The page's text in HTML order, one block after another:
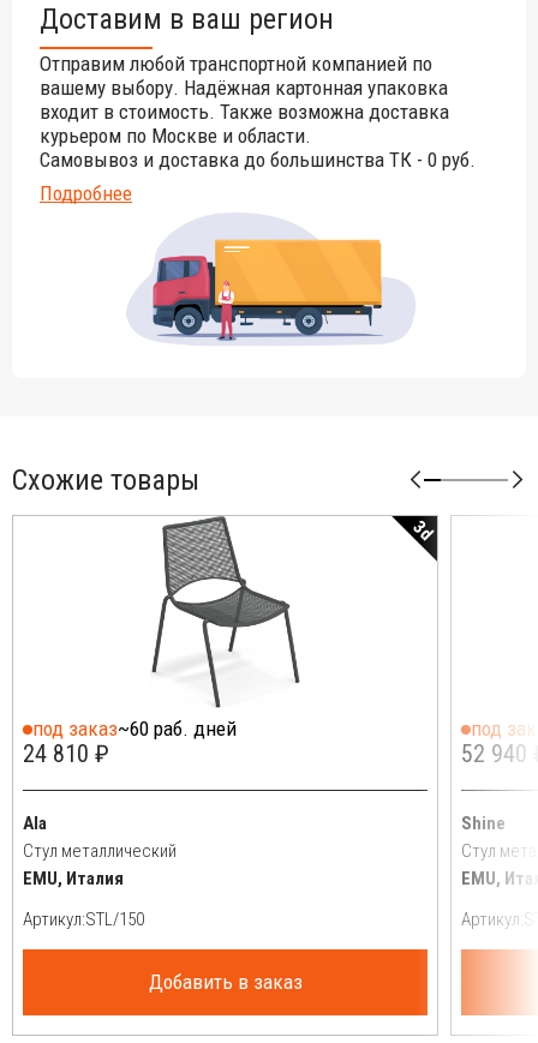
Доставим в ваш регион
Отправим любой транспортной компанией по
вашему выбору. Надёжная картонная упаковка
входит в стоимость. Также возможна доставка
курьером по Москве и области.
Самовывоз и доставка до большинства ТК - 0 руб.
Подробнее
Схожие товары
3d
под заказ~60 раб. дней
24 810 ₽
Ala
Стул металлический
EMU, Италия
Артикул:
Добавить в заказ
под
52 940
Shine
Стул
EMU,
Артикул: